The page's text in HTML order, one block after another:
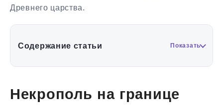
Древнего царства.
Содержание статьи Показать
Некрополь на границе